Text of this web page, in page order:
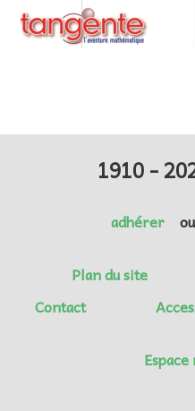
1910 -
adhérer ou
Plan du site
Contact